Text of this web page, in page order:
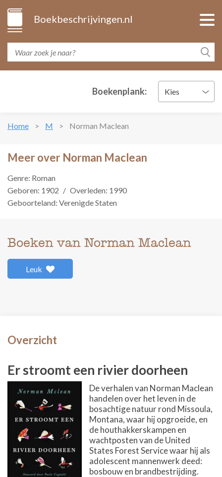
Boekbeschrijvingen.nl
Boekenplank: Kies
Home M Norman Maclean
Meer over Norman Maclean
Genre: Roman
Geboren: 1902 / Overleden: 1990
Geboorteland: Verenigde Staten
Boeken van Norman Maclean
Leuk
Overzicht
Er stroomt een rivier doorheen
De verhalen van Norman Maclean
handelen over het leven in de
bosachtige natuur rond Missoula,
Montana, waar hij opgroeide, en
de houthakkerskampen en
wachtposten van de United
States Forest Service waar hij als
adolescent mannenwerk deed:
bosbouw en brandbestrijding.